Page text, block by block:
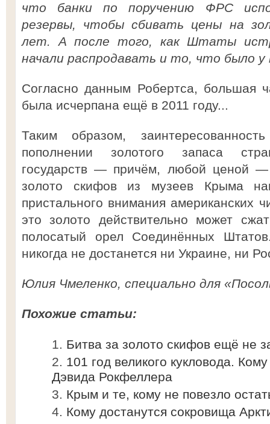
что банки по поручению ФРС
резервы, чтобы сбивать цены на
лет. А после того, как Штаты
начали распродавать и то, что было у
Согласно данным Робертса, большая
была исчерпана ещё в 2011 году...
Таким образом,
пополнении золотого запаса
государств — причём, любой ценой
золото скифов из музеев Крыма
пристального внимания американских
это золото действительно может
полосатый орел Соединённых
никогда не достанется ни Украине, ни
Юлия Чмеленко, специально для
Похожие статьи:
Битва за золото скифов ещё не
101 год великого кукловода.
Дэвида Рокфеллера
Крым и те, кому не повезло
Кому достанутся сокровища